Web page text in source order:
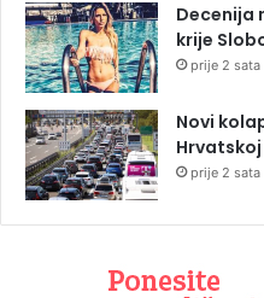
Decenija
krije
prije 2 sata
Novi
Hrvatskoj
prije 2 sata